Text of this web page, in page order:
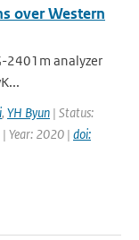
over Western
2401m analyzer
, YH Byun | Status:
| Year: 2020 | doi: